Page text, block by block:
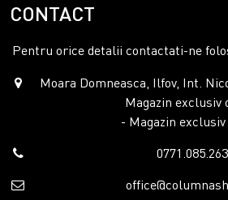
CONTACT
Pentru orice detalii contactati-ne
Moara Domneasca, Ilfov, Int.
Magazin exclusiv
- Magazin
0771.085.263